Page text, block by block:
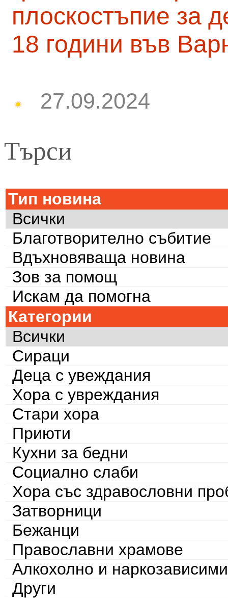
плоскостъпие за
18 години във
27.09.2024
Търси
Тип новина
Всички
Благотворително събитие
Вдъхновяваща новина
Зов за помощ
Искам да помогна
Категории
Всички
Сираци
Деца с увеждания
Хора с увреждания
Стари хора
Приюти
Кухни за бедни
Социално слаби
Хора със здравословни
Затворници
Бежанци
Православни храмове
Алкохолно и наркозависими
Други